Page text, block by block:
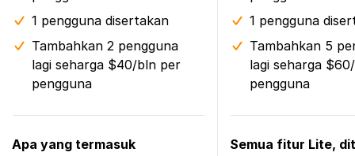
1 pengguna disertakan
Tambahkan 2 pengguna
lagi seharga $40/bln per
pengguna
1 pengguna
Tambahkan 5
lagi seharga
pengguna
Apa yang termasuk
Semua fitur Lite,